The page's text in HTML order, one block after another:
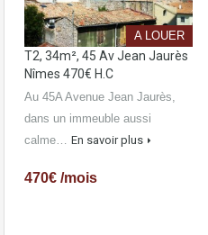
A LOUER
T2, 34m², 45 Av Jean Jaurès
Nîmes 470€ H.C
Au 45A Avenue Jean Jaurès,
dans un immeuble aussi
calme… En savoir plus
470€ /mois